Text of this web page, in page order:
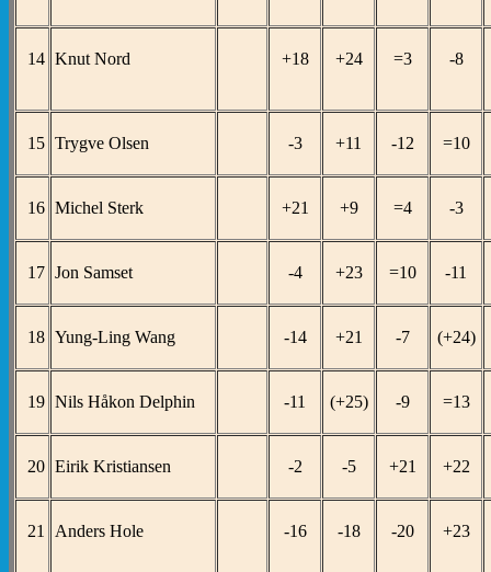
14 Knut Nord +18 +24 =3 -8
15 Trygve Olsen -3 +11 -12 =10
16 Michel Sterk +21 +9 =4 -3
17 Jon Samset -4 +23 =10 -11
18 Yung-Ling Wang -14 +21 -7 (+24)
19 Nils Håkon Delphin -11 (+25) -9 =13
20 Eirik Kristiansen -2 -5 +21 +22
21 Anders Hole -16 -18 -20 +23